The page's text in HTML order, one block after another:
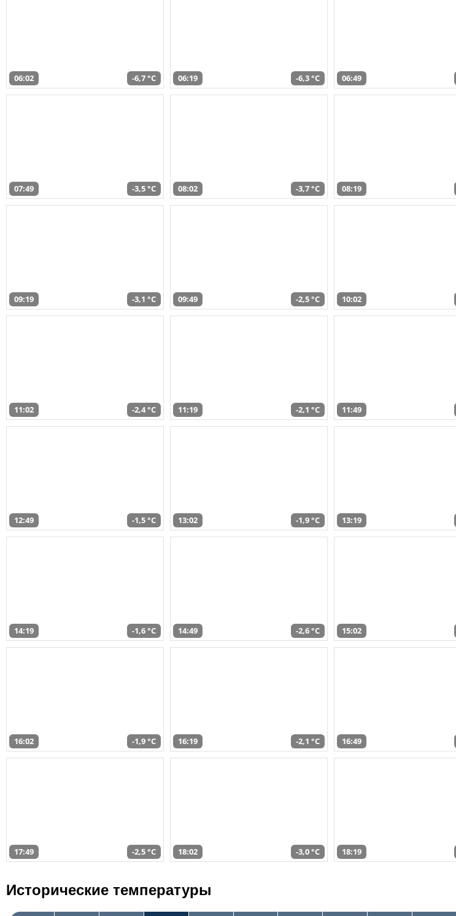
06:02 -6,7 °C 06:19 -6,3 °C 06:49
07:49 -3,5 °C 08:02 -3,7 °C 08:19
09:19 -3,1 °C 09:49 -2,5 °C 10:02
11:02 -2,4 °C 11:19 -2,1 °C 11:49
12:49 -1,5 °C 13:02 -1,9 °C 13:19
14:19 -1,6 °C 14:49 -2,6 °C 15:02
16:02 -1,9 °C 16:19 -2,1 °C 16:49
17:49 -2,5 °C 18:02 -3,0 °C 18:19
Исторические температуры